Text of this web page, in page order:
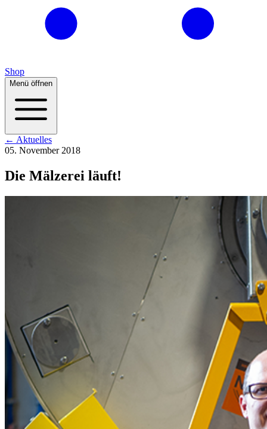
Shop
Menü öffnen
← Aktuelles
05. November 2018
Die Mälzerei läuft!